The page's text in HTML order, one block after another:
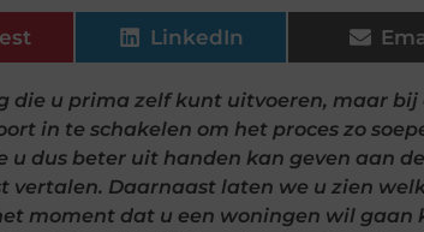
LinkedIn
die u prima zelf kunt uitvoeren, maar bij
in te schakelen om het proces zo
dus beter uit handen kan geven aan de
vertalen. Daarnaast laten we u zien
moment dat u een woningen wil gaan